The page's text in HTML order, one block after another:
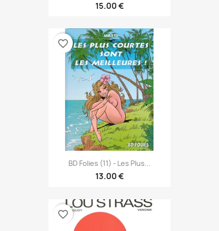
15.00 €
BD Folies (11) - Les Plus...
13.00 €
favorite_border
favorite_border